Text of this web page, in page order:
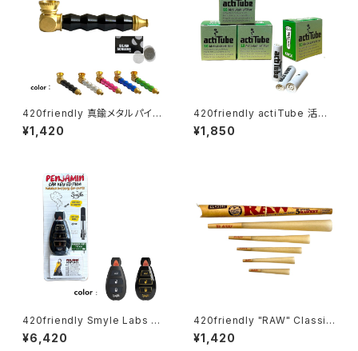
420friendly 真鍮メタルパイプ
(スクリーン付き）
¥1,420
420friendly actiTube 活性
炭フィルター ３箱セット/EXTRA
SLIM [ エクストラスリム：6mm
¥1,850
420friendly Smyle Labs P
enjamin キー型ベイプバッテリ
ー
¥6,420
420friendly "RAW" Classic
5 Stage RAWket Pack（ロウ
クラシック 5ステージ ロケットパ
¥1,420